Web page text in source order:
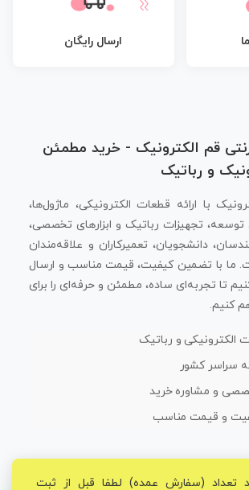
ارسال رایگان
قم الکترونیک - خرید مطمئن
و رباتیک
با ارائه قطعات الکترونیکی، ماژول‌ها،
توسعه، تجهیزات رباتیک و ابزارهای تخصصی،
دانشجویان، تعمیرکاران و علاقه‌مندان
ما با تضمین کیفیت، قیمت مناسب و ارسال
تا تجربه‌ای ساده، مطمئن و حرفه‌ای را برای
کنیم.
الکترونیکی و رباتیک
سراسر کشور
و مشاوره خرید
و قیمت مناسب
تعداد (سفارش عمده) لطفا قبل از ثبت